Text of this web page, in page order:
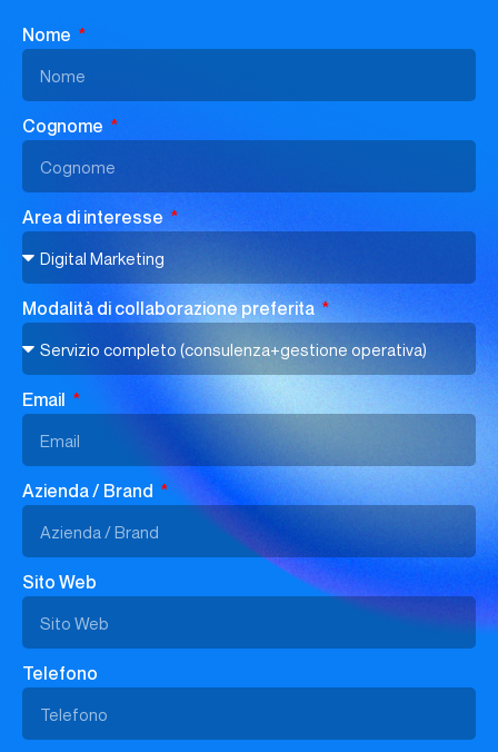
Nome
Cognome
Area di interesse
Modalità di collaborazione preferita
Email
Azienda / Brand
Sito Web
Telefono